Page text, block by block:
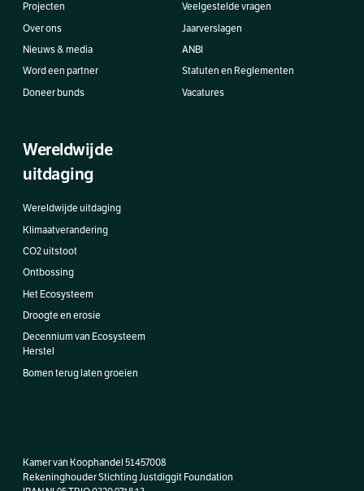
Projecten
Over ons
Nieuws & media
Word een partner
Doneer bunds
Veelgestelde vragen
Jaarverslagen
ANBI
Statuten en Reglementen
Vacatures
Wereldwijde
uitdaging
Wereldwijde uitdaging
Klimaatverandering
CO2 uitstoot
Ontbossing
Het Ecosysteem
Droogte en erosie
Decennium van Ecosysteem
Herstel
Bomen terug laten groeien
Kamer van Koophandel 51457008
Rekeninghouder Stichting Justdiggit Foundation